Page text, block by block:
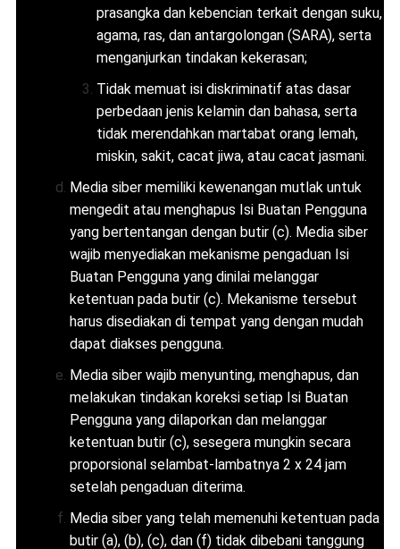
prasangka dan kebencian terkait dengan suku,
agama, ras, dan antargolongan (SARA), serta
menganjurkan tindakan kekerasan;
Tidak memuat isi diskriminatif atas dasar
perbedaan jenis kelamin dan bahasa, serta
tidak merendahkan martabat orang lemah,
miskin, sakit, cacat jiwa, atau cacat jasmani.
Media siber memiliki kewenangan mutlak untuk
mengedit atau menghapus Isi Buatan Pengguna
yang bertentangan dengan butir (c). Media siber
wajib menyediakan mekanisme pengaduan Isi
Buatan Pengguna yang dinilai melanggar
ketentuan pada butir (c). Mekanisme tersebut
harus disediakan di tempat yang dengan mudah
dapat diakses pengguna.
Media siber wajib menyunting, menghapus, dan
melakukan tindakan koreksi setiap Isi Buatan
Pengguna yang dilaporkan dan melanggar
ketentuan butir (c), sesegera mungkin secara
proporsional selambat-lambatnya 2 x 24 jam
setelah pengaduan diterima.
Media siber yang telah memenuhi ketentuan pada
butir (a), (b), (c), dan (f) tidak dibebani tanggung